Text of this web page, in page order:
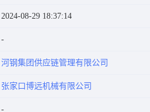
2024-08-29 18:37:14
河钢集团供应链管理有限公司
张家口博远机械有限公司